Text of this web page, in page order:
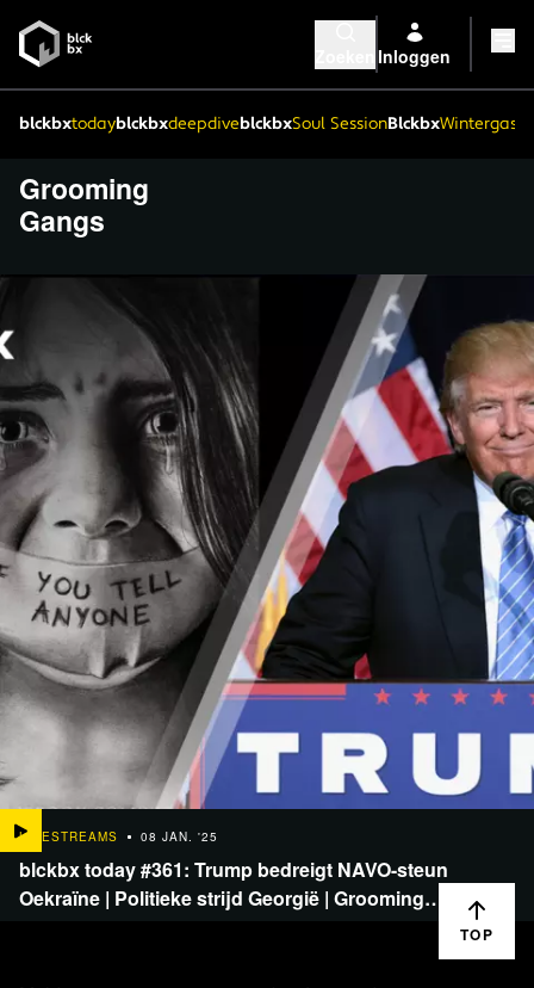
Inloggen
blckbxtodayblckbxdeepdiveblckbxSoul SessionBlckbx
Grooming
Gangs
LIVESTREAMS 08 JAN. '25
blckbx today #361: Trump bedreigt NAVO-steun
Oekraïne | Politieke strijd Georgië | Grooming…
TOP